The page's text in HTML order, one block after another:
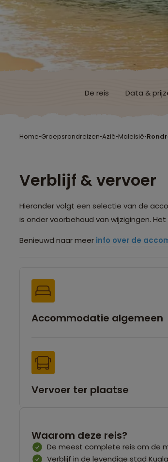
De reis Data &
Home•Groepsrondreizen•Azië•Maleisië•
Verblijf & vervoer
Hieronder volgt een selectie van de
is onder voorbehoud van wijzigingen.
Benieuwd naar meer info over de
Accommodatie algemeen
Vervoer ter plaatse
Waarom deze reis?
De meest complete reis om de
Verblijf in de levendige stad